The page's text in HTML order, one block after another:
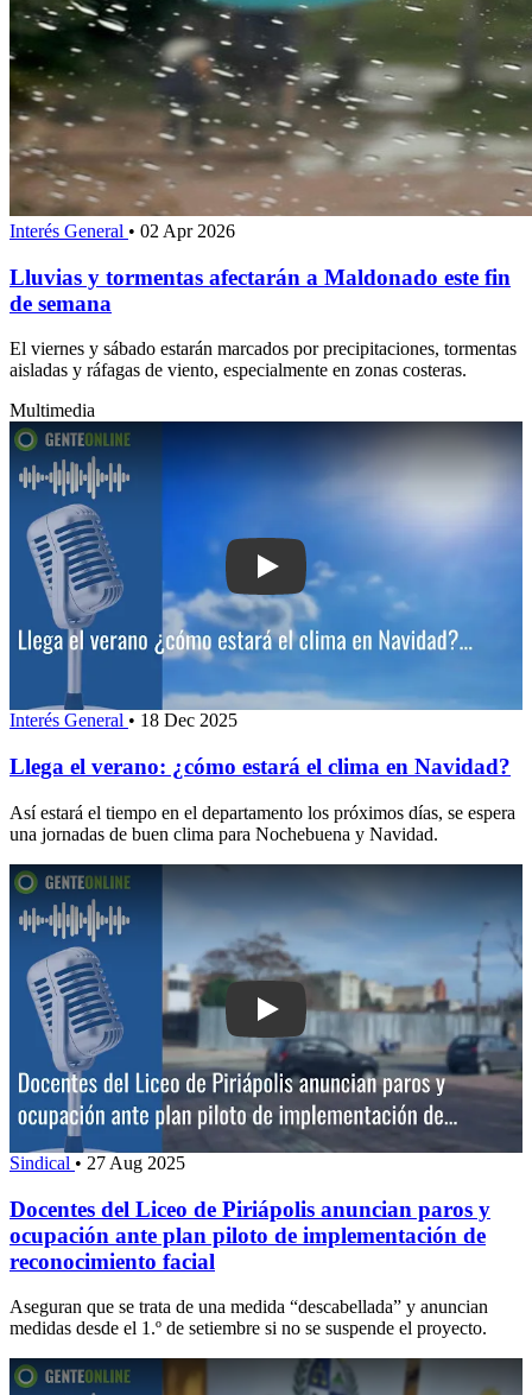
Interés General • 02 Apr 2026
Lluvias y tormentas afectarán a Maldonado este fin
de semana
El viernes y sábado estarán marcados por precipitaciones, tormentas
aisladas y ráfagas de viento, especialmente en zonas costeras.
Multimedia
Play: Llega el verano: ¿cómo estará
Interés General • 18 Dec 2025
Llega el verano: ¿cómo estará el clima en Navidad?
Así estará el tiempo en el departamento los próximos días, se espera
una jornadas de buen clima para Nochebuena y Navidad.
Play: Docentes del Liceo de
Sindical • 27 Aug 2025
Docentes del Liceo de Piriápolis anuncian paros y
ocupación ante plan piloto de implementación de
reconocimiento facial
Aseguran que se trata de una medida “descabellada” y anuncian
medidas desde el 1.º de setiembre si no se suspende el proyecto.